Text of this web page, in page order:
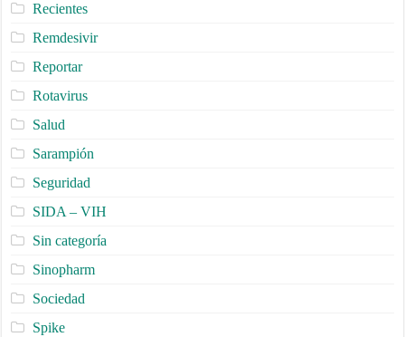
Recientes
Remdesivir
Reportar
Rotavirus
Salud
Sarampión
Seguridad
SIDA – VIH
Sin categoría
Sinopharm
Sociedad
Spike